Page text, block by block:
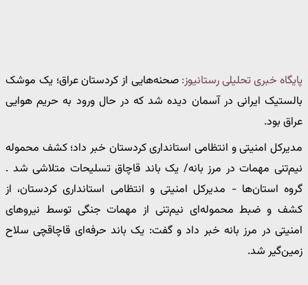
پایگاه خبری تحلیلی رستانیوز: صحنه‌هایی از کردستان عراق؛ یک موشک
بالستیک ایرانی در آسمان دیده شد که در حال ورود به حریم هوایی
عراق بود.
مدیرکل امنیتی و انتظامی استانداری کردستان خبر داد؛ کشف محموله
نیم‌تنی مهمات در مرز بانه/ یک باند قاچاق تسلیحات متلاشی شد .
گروه استان‌ها - مدیرکل امنیتی و انتظامی استانداری کردستان، از
کشف و ضبط محموله‌ای نیم‌تنی از مهمات جنگی توسط نیروهای
امنیتی در مرز بانه خبر داد و گفت: یک باند حرفه‌ای قاچاقچی سلاح
زمین‌گیر شد.